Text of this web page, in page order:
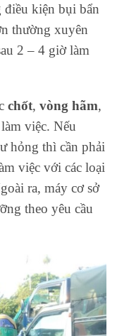
điều kiện bụi bẩn
thường xuyên
2 – 4 giờ làm
chốt, vòng hãm,
việc. Nếu
hỏng thì cần phải
việc với các loại
ra, máy cơ sở
theo yêu cầu